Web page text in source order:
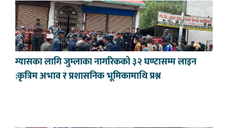
ग्यासका लागि जुम्लाका नागरिकको ३२ घण्टासम्म लाइन
:कृत्रिम अभाव र प्रशासनिक भूमिकामाथि प्रश्न